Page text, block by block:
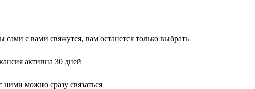
с вами свяжутся, вам останется только выбрать
активна 30 дней
можно сразу связаться